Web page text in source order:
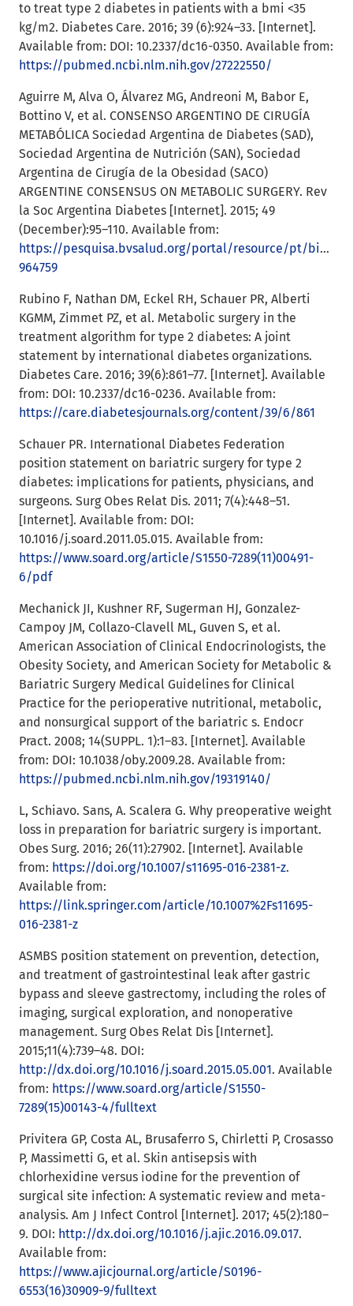
to treat type 2 diabetes in patients with a bmi <35
kg/m2. Diabetes Care. 2016; 39 (6):924–33. [Internet].
Available from: DOI: 10.2337/dc16-0350. Available from:
https://pubmed.ncbi.nlm.nih.gov/27222550/
Aguirre M, Alva O, Álvarez MG, Andreoni M, Babor E,
Bottino V, et al. CONSENSO ARGENTINO DE CIRUGÍA
METABÓLICA Sociedad Argentina de Diabetes (SAD),
Sociedad Argentina de Nutrición (SAN), Sociedad
Argentina de Cirugía de la Obesidad (SACO)
ARGENTINE CONSENSUS ON METABOLIC SURGERY. Rev
la Soc Argentina Diabetes [Internet]. 2015; 49
(December):95–110. Available from:
https://pesquisa.bvsalud.org/portal/resource/pt/biblio-
964759
Rubino F, Nathan DM, Eckel RH, Schauer PR, Alberti
KGMM, Zimmet PZ, et al. Metabolic surgery in the
treatment algorithm for type 2 diabetes: A joint
statement by international diabetes organizations.
Diabetes Care. 2016; 39(6):861–77. [Internet]. Available
from: DOI: 10.2337/dc16-0236. Available from:
https://care.diabetesjournals.org/content/39/6/861
Schauer PR. International Diabetes Federation
position statement on bariatric surgery for type 2
diabetes: implications for patients, physicians, and
surgeons. Surg Obes Relat Dis. 2011; 7(4):448–51.
[Internet]. Available from: DOI:
10.1016/j.soard.2011.05.015. Available from:
https://www.soard.org/article/S1550-7289(11)00491-
6/pdf
Mechanick JI, Kushner RF, Sugerman HJ, Gonzalez-
Campoy JM, Collazo-Clavell ML, Guven S, et al.
American Association of Clinical Endocrinologists, the
Obesity Society, and American Society for Metabolic &
Bariatric Surgery Medical Guidelines for Clinical
Practice for the perioperative nutritional, metabolic,
and nonsurgical support of the bariatric s. Endocr
Pract. 2008; 14(SUPPL. 1):1–83. [Internet]. Available
from: DOI: 10.1038/oby.2009.28. Available from:
https://pubmed.ncbi.nlm.nih.gov/19319140/
L, Schiavo. Sans, A. Scalera G. Why preoperative weight
loss in preparation for bariatric surgery is important.
Obes Surg. 2016; 26(11):27902. [Internet]. Available
from: https://doi.org/10.1007/s11695-016-2381-z.
Available from:
https://link.springer.com/article/10.1007%2Fs11695-
016-2381-z
ASMBS position statement on prevention, detection,
and treatment of gastrointestinal leak after gastric
bypass and sleeve gastrectomy, including the roles of
imaging, surgical exploration, and nonoperative
management. Surg Obes Relat Dis [Internet].
2015;11(4):739–48. DOI:
http://dx.doi.org/10.1016/j.soard.2015.05.001. Available
from: https://www.soard.org/article/S1550-
7289(15)00143-4/fulltext
Privitera GP, Costa AL, Brusaferro S, Chirletti P, Crosasso
P, Massimetti G, et al. Skin antisepsis with
chlorhexidine versus iodine for the prevention of
surgical site infection: A systematic review and meta-
analysis. Am J Infect Control [Internet]. 2017; 45(2):180–
9. DOI: http://dx.doi.org/10.1016/j.ajic.2016.09.017.
Available from:
https://www.ajicjournal.org/article/S0196-
6553(16)30909-9/fulltext